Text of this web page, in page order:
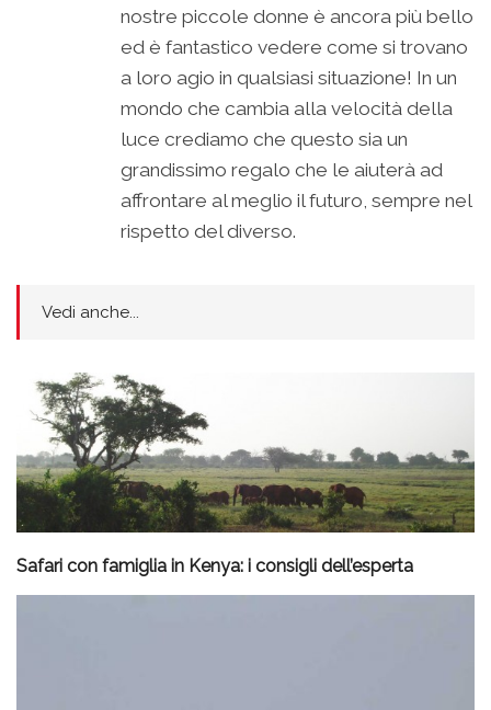
nostre piccole donne è ancora più bello
ed è fantastico vedere come si trovano
a loro agio in qualsiasi situazione! In un
mondo che cambia alla velocità della
luce crediamo che questo sia un
grandissimo regalo che le aiuterà ad
affrontare al meglio il futuro, sempre nel
rispetto del diverso.
Vedi anche...
Safari con famiglia in Kenya: i consigli dell’esperta